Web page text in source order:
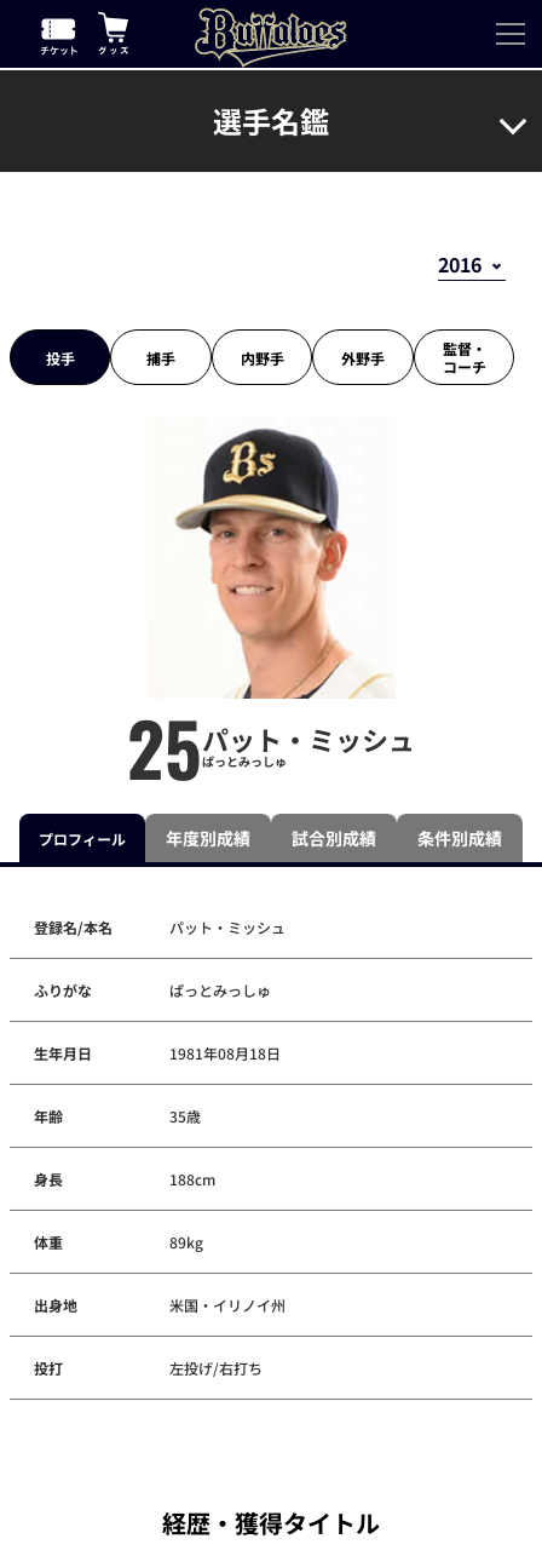
選手名鑑
投手 捕手 内野手 外野手
監督・
コーチ
25パット・ミッシュ
ぱっとみっしゅ
プロフィール 年度別成績 試合別成績 条件別成績
登録名/本名 パット・ミッシュ
ふりがな ぱっとみっしゅ
生年月日 1981年08月18日
年齢 35歳
身長 188cm
体重 89kg
出身地 米国・イリノイ州
投打 左投げ/右打ち
経歴・獲得タイトル